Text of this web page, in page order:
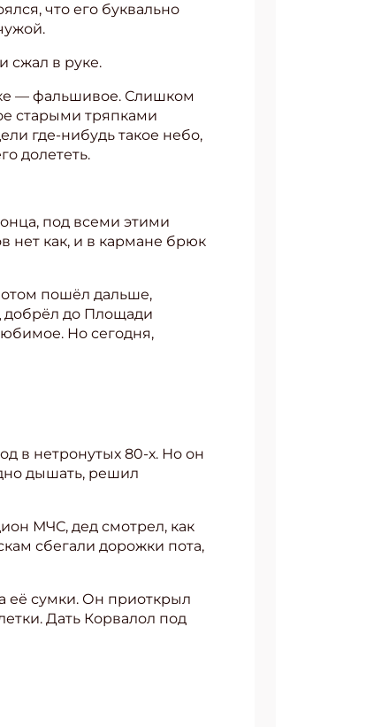
что его буквально
сжал в руке.
— фальшивое. Слишком
старыми тряпками
где-нибудь такое небо,
долететь.
под всеми этими
нет как, и в кармане брюк
пошёл дальше,
добрёл до Площади
Но сегодня,
в нетронутых 80-х. Но он
дышать, решил
МЧС, дед смотрел, как
сбегали дорожки пота,
её сумки. Он приоткрыл
Дать Корвалол под